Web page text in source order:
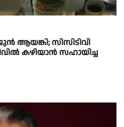
ആയങ്കി; സിസിടിവി
കഴിയാൻ സഹായിച്ച